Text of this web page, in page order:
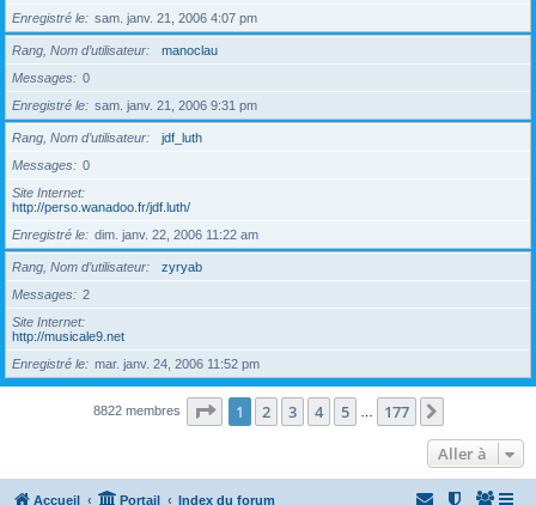
Enregistré le
sam. janv. 21, 2006 4:07 pm
Rang, Nom d’utilisateur
manoclau
Messages
0
Enregistré le
sam. janv. 21, 2006 9:31 pm
Rang, Nom d’utilisateur
jdf_luth
Messages
0
Site Internet
http://perso.wanadoo.fr/jdf.luth/
Enregistré le
dim. janv. 22, 2006 11:22 am
Rang, Nom d’utilisateur
zyryab
Messages
2
Site Internet
http://musicale9.net
Enregistré le
mar. janv. 24, 2006 11:52 pm
8822 membres Page 1sur177
1 2 3 4 5 177
Aller à
Accueil Portail Index du forum